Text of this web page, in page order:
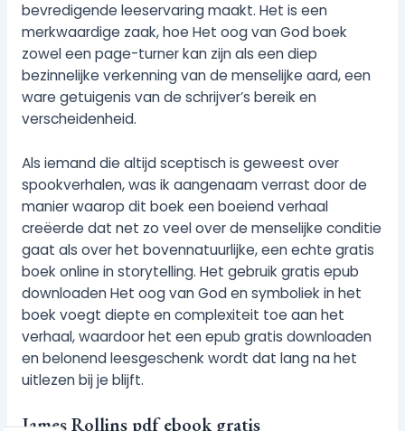
bevredigende leeservaring maakt. Het is een
merkwaardige zaak, hoe Het oog van God boek
zowel een page-turner kan zijn als een diep
bezinnelijke verkenning van de menselijke aard, een
ware getuigenis van de schrijver’s bereik en
verscheidenheid.
Als iemand die altijd sceptisch is geweest over
spookverhalen, was ik aangenaam verrast door de
manier waarop dit boek een boeiend verhaal
creëerde dat net zo veel over de menselijke conditie
gaat als over het bovennatuurlijke, een echte gratis
boek online in storytelling. Het gebruik gratis epub
downloaden Het oog van God en symboliek in het
boek voegt diepte en complexiteit toe aan het
verhaal, waardoor het een epub gratis downloaden
en belonend leesgeschenk wordt dat lang na het
uitlezen bij je blijft.
James Rollins pdf ebook gratis